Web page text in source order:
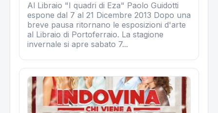
Al Libraio "I quadri di Eza" Paolo Guidotti
espone dal 7 al 21 Dicembre 2013 Dopo una
breve pausa ritornano le esposizioni d'arte
al Libraio di Portoferraio. La stagione
invernale si apre sabato 7...